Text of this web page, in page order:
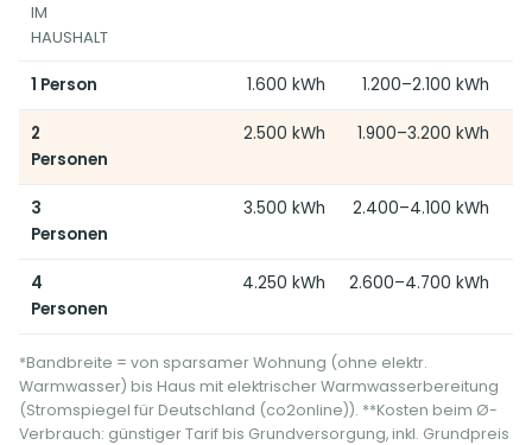
IM
HAUSHALT
1 Person 1.600 kWh 1.200–2.100 kWh
2
Personen
2.500 kWh 1.900–3.200 kWh
3
Personen
3.500 kWh 2.400–4.100 kWh
4
Personen
4.250 kWh 2.600–4.700 kWh
*Bandbreite = von sparsamer Wohnung (ohne elektr.
Warmwasser) bis Haus mit elektrischer Warmwasserbereitung
(Stromspiegel für Deutschland (co2online)). **Kosten beim Ø-
Verbrauch: günstiger Tarif bis Grundversorgung, inkl. Grundpreis